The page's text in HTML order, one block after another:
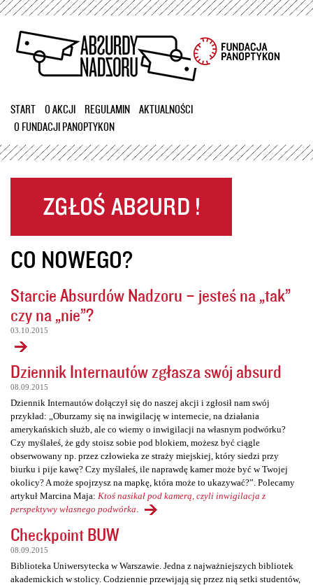
Przejdź
treści
START O AKCJI REGULAMIN
AKTUALNOŚCI
O FUNDACJI PANOPTYKON
CO NOWEGO?
Starcie Absurdów Nadzoru – jesteś na „tak”
czy na „nie”?
03.10.2015
Dziennik Internautów zgłasza swój absurd
08.09.2015
Dziennik Internautów dołączył się do naszej akcji i zgłosił nam swój
przykład: „Oburzamy się na inwigilację w internecie, na działania
amerykańskich służb, ale co wiemy o inwigilacji na własnym podwórku?
Czy myślałeś, że gdy stoisz sobie pod blokiem, możesz być ciągle
obserwowany np. przez człowieka ze straży miejskiej, który siedzi przy
biurku i pije kawę? Czy myślałeś, ile naprawdę kamer może być w Twojej
okolicy? A może spojrzysz na mapkę, która może to ukazywać?”. Polecamy
artykuł Marcina Maja: Ktoś nasikał pod kamerą, czyli inwigilacja z
perspektywy własnego podwórka
Checkpoint BUW
08.09.2015
Biblioteka Uniwersytecka w Warszawie. Jedna z najważniejszych bibliotek
akademickich w stolicy. Codziennie przewijają się przez nią setki studentów,